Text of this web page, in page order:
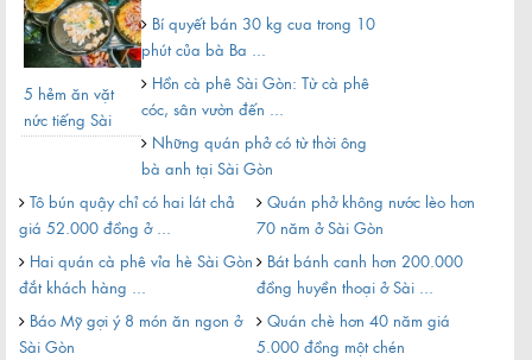
Gỏi cuốn ngon của Sài Gòn
5 hẻm ăn vặt
nức tiếng Sài
Bí quyết bán 30 kg cua trong 10
phút của bà Ba ...
Hồn cà phê Sài Gòn: Từ cà phê
cóc, sân vườn đến ...
Những quán phở có từ thời ông
bà anh tại Sài Gòn
Tô bún quậy chỉ có hai lát chả
giá 52.000 đồng ở ...
Quán phở không nước lèo hơn
70 năm ở Sài Gòn
Hai quán cà phê vỉa hè Sài Gòn
đắt khách hàng ...
Bát bánh canh hơn 200.000
đồng huyền thoại ở Sài ...
Báo Mỹ gợi ý 8 món ăn ngon ở
Sài Gòn
Quán chè hơn 40 năm giá
5.000 đồng một chén